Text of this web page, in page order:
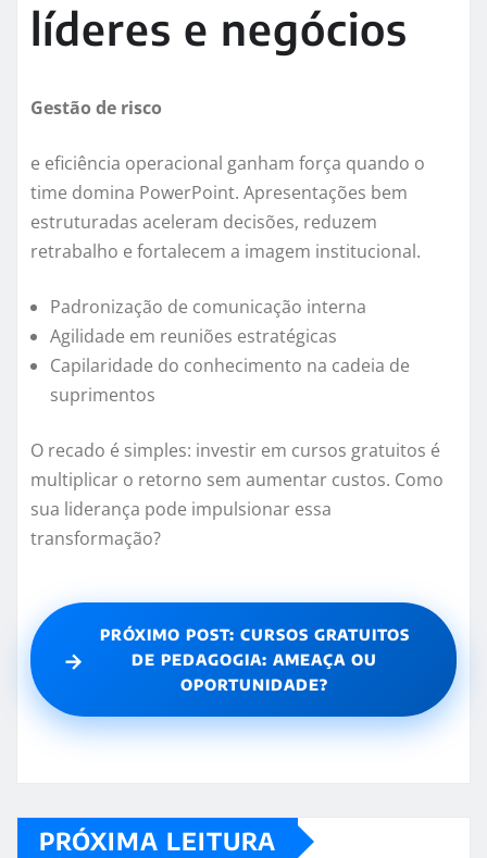
líderes e negócios
Gestão de risco
e eficiência operacional ganham força quando o
time domina PowerPoint. Apresentações bem
estruturadas aceleram decisões, reduzem
retrabalho e fortalecem a imagem institucional.
Padronização de comunicação interna
Agilidade em reuniões estratégicas
Capilaridade do conhecimento na cadeia de
suprimentos
O recado é simples: investir em cursos gratuitos é
multiplicar o retorno sem aumentar custos. Como
sua liderança pode impulsionar essa
transformação?
→
PRÓXIMO POST: CURSOS GRATUITOS
DE PEDAGOGIA: AMEAÇA OU
OPORTUNIDADE?
PRÓXIMA LEITURA